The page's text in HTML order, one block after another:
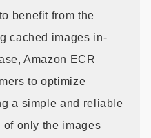
benefit from the
cached images in-
Amazon ECR
to optimize
a simple and reliable
only the images